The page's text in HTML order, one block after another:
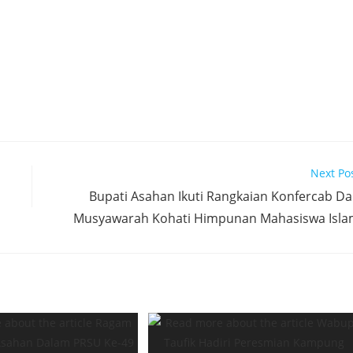
Next
Bupati Asahan Ikuti Rangkaian Konfercab
Musyawarah Kohati Himpunan Mahasiswa